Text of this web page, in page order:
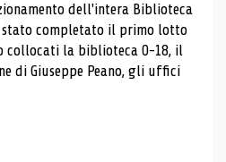
dell'intera Biblioteca
stato completato il primo lotto
collocati la biblioteca 0-18, il
di Giuseppe Peano, gli uffici